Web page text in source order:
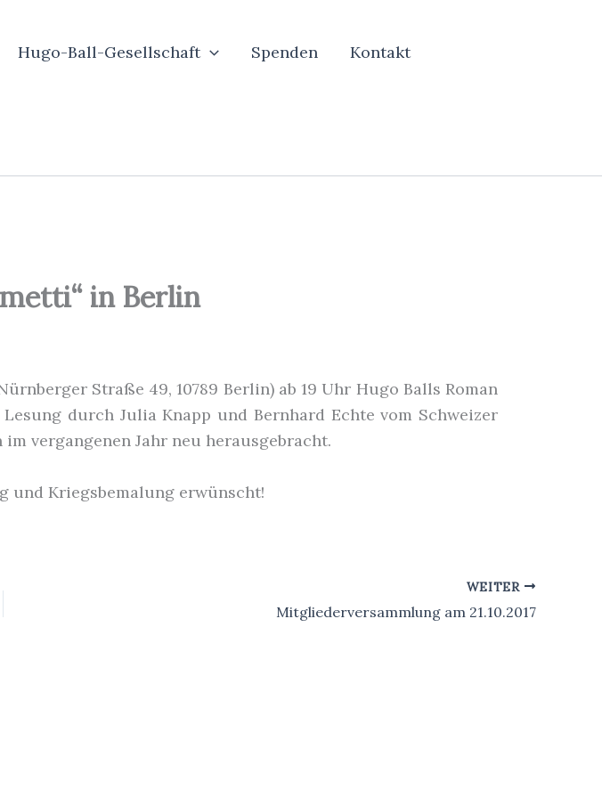
Hugo-Ball-Gesellschaft Spenden Kontakt
in Berlin
Straße 49, 10789 Berlin) ab 19 Uhr Hugo Balls Roman
durch Julia Knapp und Bernhard Echte vom Schweizer
vergangenen Jahr neu herausgebracht.
Kriegsbemalung erwünscht!
WEITER
Mitgliederversammlung am 21.10.2017